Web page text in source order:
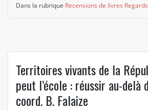
Dans la rubrique Recensions de livres Regards
Territoires vivants de la
peut l’école : réussir au-delà
coord. B. Falaize